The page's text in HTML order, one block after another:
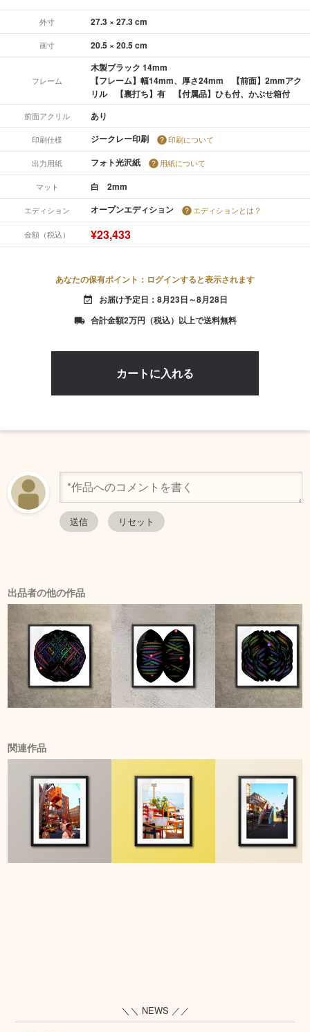
外寸 27.3 × 27.3 cm
画寸 20.5 × 20.5 cm
フレーム
木製ブラック 14mm
【フレーム】幅14mm、厚さ24mm 【前面】2mmアク
リル 【裏打ち】有 【付属品】ひも付、かぶせ箱付
前面アクリル あり
印刷仕様 ジークレー印刷 印刷について
出力用紙 フォト光沢紙 用紙について
マット 白 2mm
エディション オープンエディション エディションとは？
金額（税込） ¥23,433
あなたの保有ポイント：ログインすると表示されます
event_available お届け予定日：8月23日～8月28日
local_shipping 合計金額2万円（税込）以上で送料無料
出品者の他の作品
関連作品
＼＼ NEWS ／／